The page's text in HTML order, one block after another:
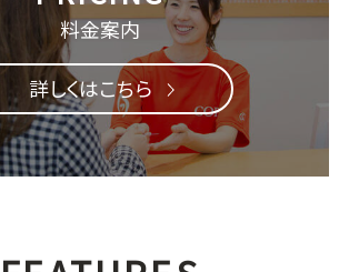
料金案内
詳しくはこちら